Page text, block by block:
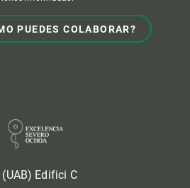
PUEDES COLABORAR?
Edifici C